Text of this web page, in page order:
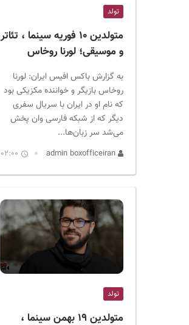
تولد
متولدین ۱۰ فوریه سینما ، تئاتر
و موسیقی؛ لورنا روخاس
به گزارش باکس افیس ایران: لورنا
روخاس بازیگر و خواننده مکزیکی بود
که نام او در ایران با سریال سفری
دیگر که از شبکه فارسی وان پخش
می‌شد سر زبان‌ها...
02:00
تولد
متولدین ۱۹ بهمن سینما ،